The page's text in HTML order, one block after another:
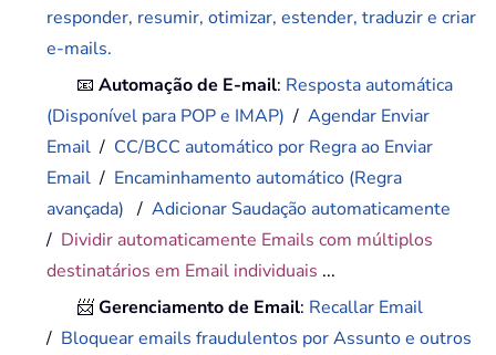
responder, resumir, otimizar, estender, traduzir e criar
e-mails.
📧Automação de E-mail: Resposta automática
(Disponível para POP e IMAP) /Agendar Enviar
Email / CC/BCC automático por Regra ao Enviar
Email / Encaminhamento automático (Regra
avançada) /Adicionar Saudação automaticamente
/ Dividir automaticamente Emails com múltiplos
destinatários em Email individuais ...
📨Gerenciamento de Email: Recallar Email
/ Bloquear emails fraudulentos por Assunto e outros